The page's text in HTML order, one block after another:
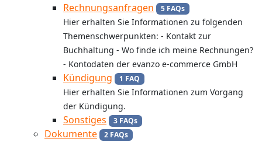
Rechnungsanfragen 5 FAQs
Hier erhalten Sie Informationen zu folgenden
Themenschwerpunkten: - Kontakt zur
Buchhaltung - Wo finde ich meine Rechnungen?
- Kontodaten der evanzo e-commerce GmbH
Kündigung 1 FAQ
Hier erhalten Sie Informationen zum Vorgang
der Kündigung.
Sonstiges 3 FAQs
Dokumente 2 FAQs